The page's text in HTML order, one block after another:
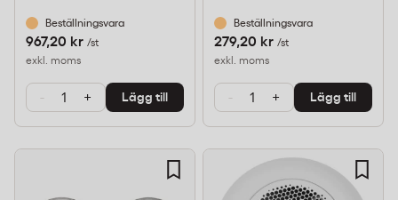
Beställningsvara
967,20 kr /st
exkl. moms
- + Lägg till
Beställningsvara
279,20 kr /st
exkl. moms
- + Lägg till